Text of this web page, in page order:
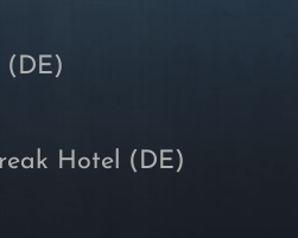
(DE)
Hotel (DE)